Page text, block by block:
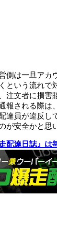
側は一旦アカ
という流れで
注文者に損害
報される際は
達員が違反し
が安全かと思
配達日誌』は